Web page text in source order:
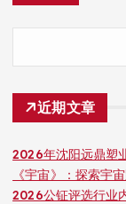
近期文章
2026年沈阳远鼎塑
《宇宙》：探索宇
2026公钲评选行业